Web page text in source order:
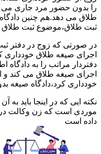
را بدون حضور مرد جاری می
طلاق می دهد.هم چنین
ثبت طلاق،موضوع ثبت طلاق
در صورتی که زوج در دفتر
اجرای صیغه طلاق خودداری
دفتردار مراتب را به
اجرای صیغه طلاق می کند و
خودداری کرد،دادگاه صیغه
نکته ایی که در اینجا باید
موردی است که زن وکالت در
داده است